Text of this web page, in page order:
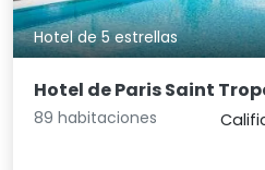
Hotel de 5 estrellas
Hotel de Paris Saint
89 habitaciones